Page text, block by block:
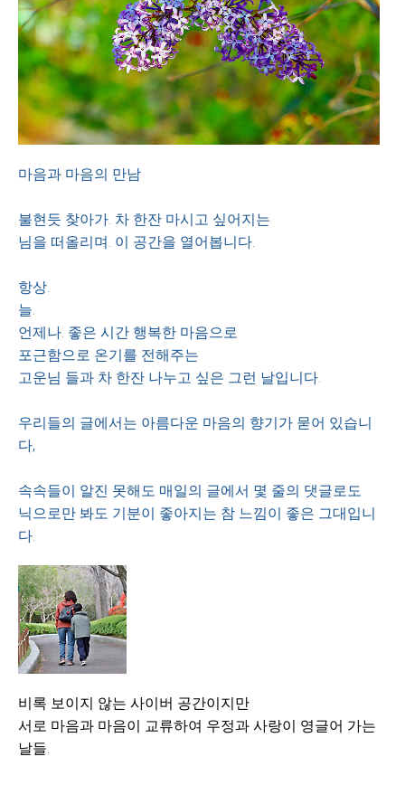
마음과 마음의 만남
불현듯 찾아가. 차 한잔 마시고 싶어지는
님을 떠올리며. 이 공간을 열어봅니다.
항상.
늘.
언제나. 좋은 시간 행복한 마음으로
포근함으로 온기를 전해주는
고운님 들과 차 한잔 나누고 싶은 그런 날입니다.
우리들의 글에서는 아름다운 마음의 향기가 묻어 있습니
다,
속속들이 알진 못해도 매일의 글에서 몇 줄의 댓글로도
닉으로만 봐도 기분이 좋아지는 참 느낌이 좋은 그대입니
다.
비록 보이지 않는 사이버 공간이지만
서로 마음과 마음이 교류하여 우정과 사랑이 영글어 가는
날들.